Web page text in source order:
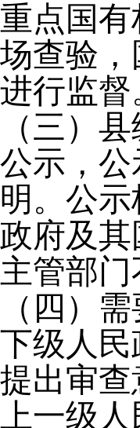
重点国
场查验
进行监督
（三）
公示，
明。公
政府及
主管部
（四）
下级人
提出审
上一级